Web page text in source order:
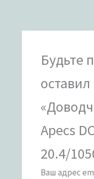
Будьте
Apecs
20.4/
Ваш адрес